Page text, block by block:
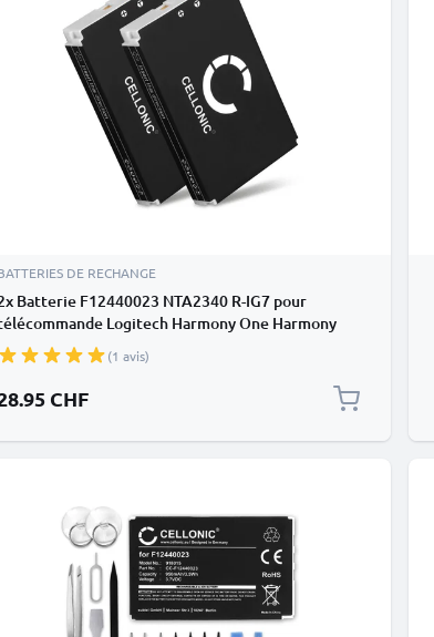
DE RECHANGE
Batterie F12440023 NTA2340 R-IG7 pour
Logitech Harmony One Harmony
880 885 890 950mAh
(1 avis)
CHF